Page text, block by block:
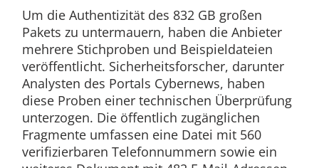
Um die Authentizität des 832 GB großen
Pakets zu untermauern, haben die Anbieter
mehrere Stichproben und Beispieldateien
veröffentlicht. Sicherheitsforscher, darunter
Analysten des Portals Cybernews, haben
diese Proben einer technischen Überprüfung
unterzogen. Die öffentlich zugänglichen
Fragmente umfassen eine Datei mit 560
verifizierbaren Telefonnummern sowie ein